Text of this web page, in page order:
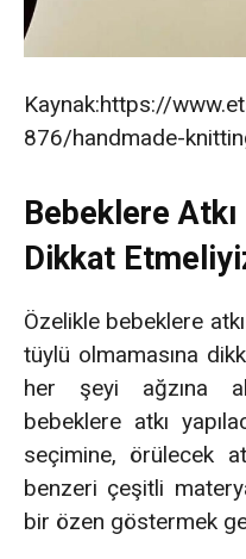
Kaynak:https://
876/handmade-
Bebeklere
Dikkat
Özelikle bebeklere
tüylü olmamasına
her şeyi ağzına
bebeklere atkı
seçimine, örülecek
benzeri çeşitli
bir özen göstermek